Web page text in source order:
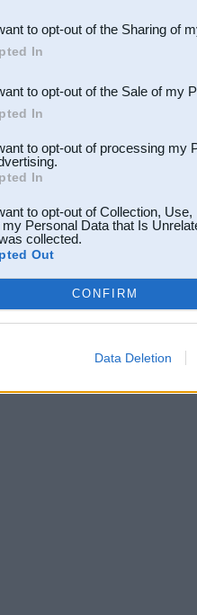
Participants
parties.
to opt-out of the Sharing of
In
to opt-out of the Sale of my
In
to opt-out of processing my
In
to opt-out of Collection,
my Personal Data that Is
collected.
Out
CONFIRM
Data Deletion